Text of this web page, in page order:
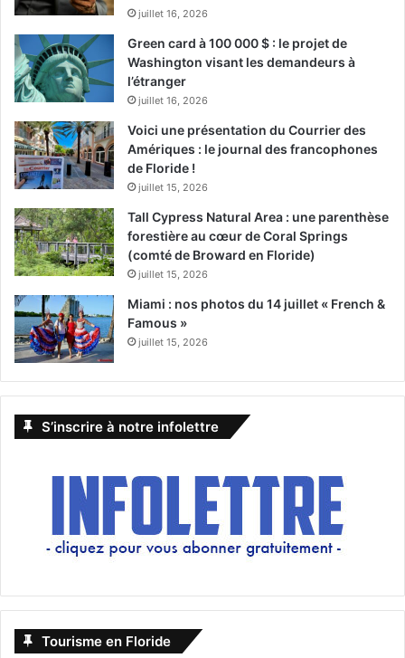
juillet 16, 2026
Green card à 100 000 $ : le projet de
Washington visant les demandeurs à
l’étranger
juillet 16, 2026
Voici une présentation du Courrier des
Amériques : le journal des francophones
de Floride !
juillet 15, 2026
Tall Cypress Natural Area : une parenthèse
forestière au cœur de Coral Springs
(comté de Broward en Floride)
juillet 15, 2026
Miami : nos photos du 14 juillet « French &
Famous »
juillet 15, 2026
S’inscrire à notre infolettre
Tourisme en Floride